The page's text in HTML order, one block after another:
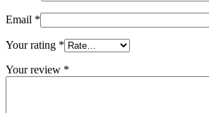
Email *
Your rating *
Your review *